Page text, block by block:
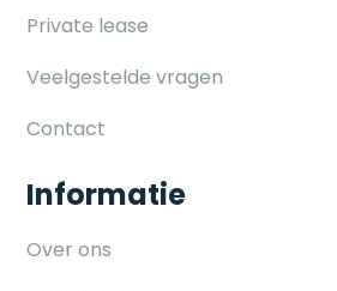
Private lease
Veelgestelde vragen
Contact
Informatie
Over ons